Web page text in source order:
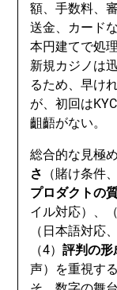
額、手数料、
送金、カード
本円建てで処
新規カジノは
るため、早け
が、初回は
齟齬がない。
総合的な見極
さ
（賭け条件
プロダクトの
イル対応）、
（日本語対応
（4）評判の形
声）を重視す